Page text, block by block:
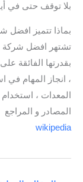
بلا توقف حتى في
بماذا تتميز افضل
تشتهر افضل شركة
بقدرتها الفائقة
، انجاز المهام
المعدات ،
المصادر و المراجع
wikipedia